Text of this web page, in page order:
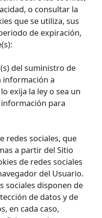
o consultar la
que se utiliza, sus
de expiración,
del suministro de
información a
exija la ley o sea un
para
redes sociales, que
a partir del Sitio
de redes sociales
del Usuario.
sociales disponen de
de datos y de
en cada caso,